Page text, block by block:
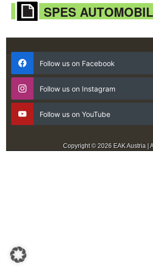
SPES
Follow us on Facebook
Follow us on Instagram
Follow us on YouTube
Copyright © 2026 EAK Austria |